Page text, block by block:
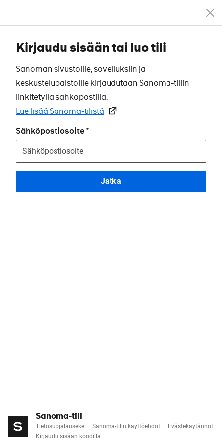
Kirjaudu sisään tai luo tili
Sanoman sivustoille, sovelluksiin ja
keskustelupalstoille kirjaudutaan Sanoma-tiliin
linkitetyllä sähköpostilla.
Lue lisää Sanoma-tilistä
Sähköpostiosoite
Jatka
Sanoma-tili
Tietosuojalauseke Sanoma-tilin käyttöehdot
Evästekäytännöt
Kirjaudu sisään koodilla